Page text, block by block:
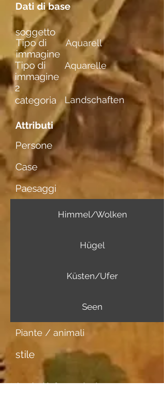
Dati di base
Tipo di
immagine
Aquarell
Tipo di
immagine
2
Aquarelle
categoria Landschaften
Attributi
Persone
Case
Paesaggi
Himmel/Wolken
Hügel
Küsten/Ufer
Seen
Piante / animali
stile
Ulteriori informazioni
soggetto